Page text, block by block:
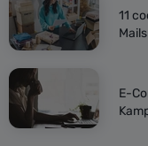
11
E-